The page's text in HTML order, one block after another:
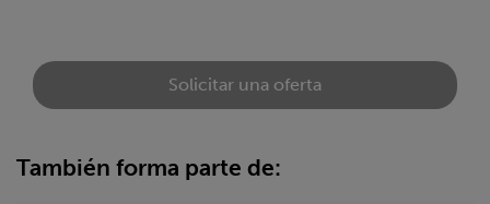
Solicitar una oferta
También forma parte de: